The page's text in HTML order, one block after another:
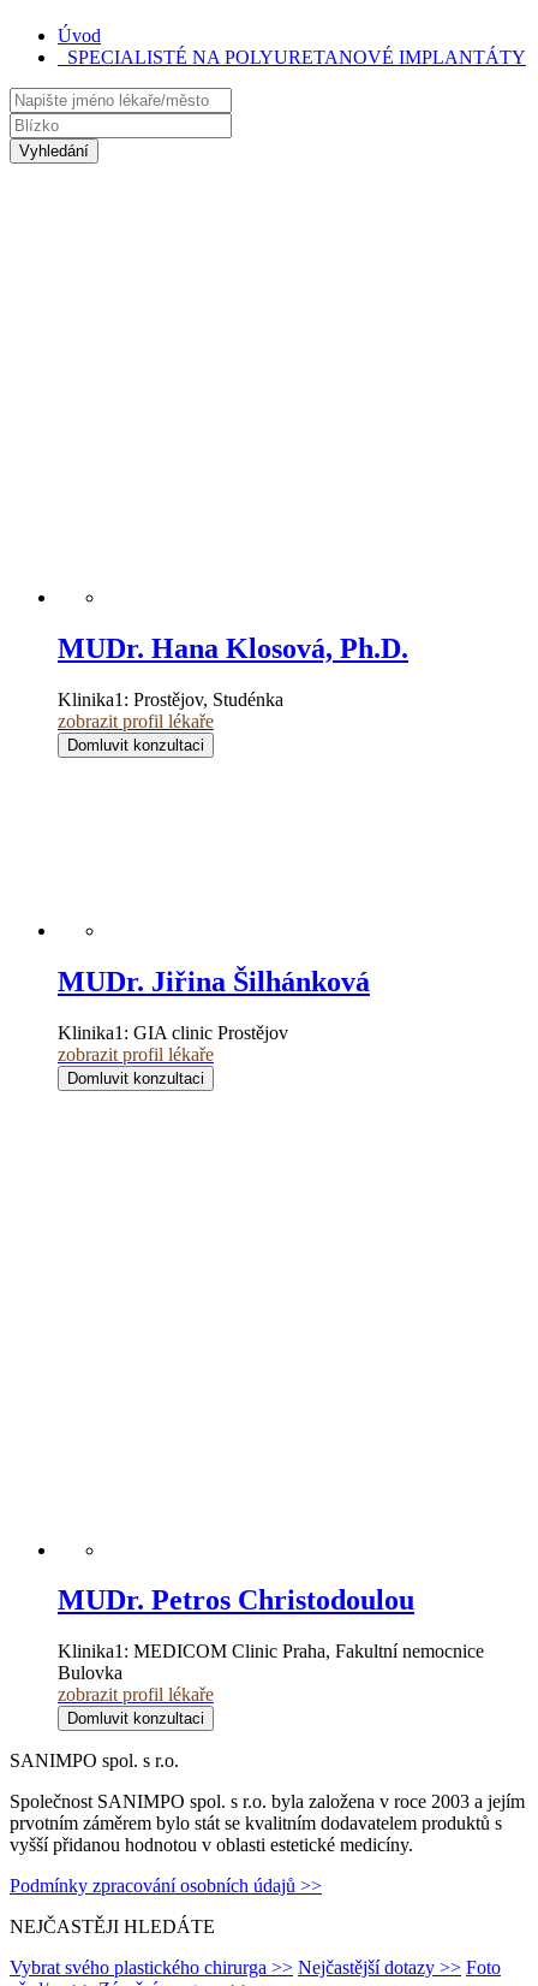
Úvod
_SPECIALISTÉ NA POLYURETANOVÉ IMPLANTÁTY
Vyhledání
MUDr. Hana Klosová, Ph.D.
Klinika1: Prostějov, Studénka
zobrazit profil lékaře
Domluvit konzultaci
MUDr. Jiřina Šilhánková
Klinika1: GIA clinic Prostějov
zobrazit profil lékaře
Domluvit konzultaci
MUDr. Petros Christodoulou
Klinika1: MEDICOM Clinic Praha, Fakultní nemocnice
Bulovka
zobrazit profil lékaře
Domluvit konzultaci
SANIMPO spol. s r.o.
Společnost SANIMPO spol. s r.o. byla založena v roce 2003 a jejím
prvotním záměrem bylo stát se kvalitním dodavatelem produktů s
vyšší přidanou hodnotou v oblasti estetické medicíny.
Podmínky zpracování osobních údajů >>
NEJČASTĚJI HLEDÁTE
Vybrat svého plastického chirurga >> Nejčastější dotazy >> Foto